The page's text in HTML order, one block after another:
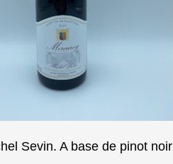
Sevin. A base de pinot noir